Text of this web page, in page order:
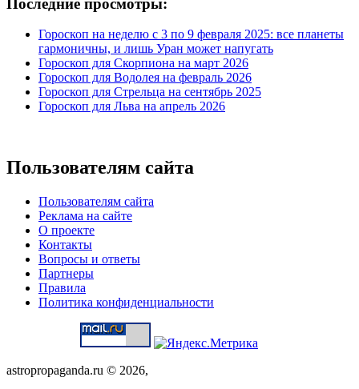
Гороскоп на неделю с 3 по 9 февраля 2025: все планеты
гармоничны, и лишь Уран может напугать
Гороскоп для Скорпиона на март 2026
Гороскоп для Водолея на февраль 2026
Гороскоп для Стрельца на сентябрь 2025
Гороскоп для Льва на апрель 2026
Пользователям сайта
Пользователям сайта
Реклама на сайте
О проекте
Контакты
Вопросы и ответы
Партнеры
Правила
Политика конфиденциальности
astropropaganda.ru © 2026,